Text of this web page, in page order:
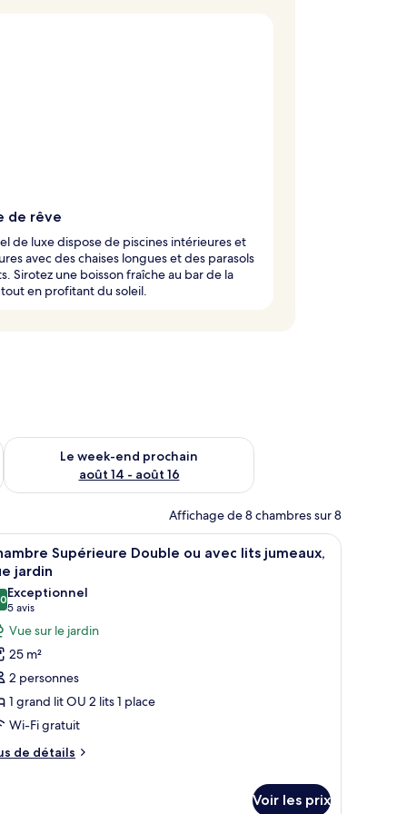
de rêve
de luxe dispose de piscines intérieures et
avec des chaises longues et des parasols
Sirotez une boisson fraîche au bar de la
en profitant du soleil.
août 7 - août 9
Le week-end prochain
août 14 - août 16
Vérifier la disponibilité pour le week-end prochain août 14 -
Affichage de 8 chambres sur 8
un canapé, un bureau avec une lampe, une chaise et une vue sur
:
Une chambre d’hôtel avec un lit, une table
4
Supérieure Double ou avec lits jumeaux,
jardin
sur 10
Exceptionnel
5 avis
(5 avis)
Vue sur le jardin
25 m²
2 personnes
1 grand lit OU 2 lits 1 place
Wi-Fi gratuit
de détails
Voir les prix